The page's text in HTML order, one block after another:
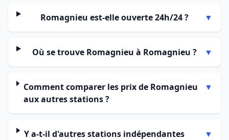
Romagnieu est-elle ouverte 24h/24 ? ▼
Où se trouve Romagnieu à Romagnieu ? ▼
Comment comparer les prix de Romagnieu
aux autres stations ?
▼
Y a-t-il d'autres stations indépendantes
▼